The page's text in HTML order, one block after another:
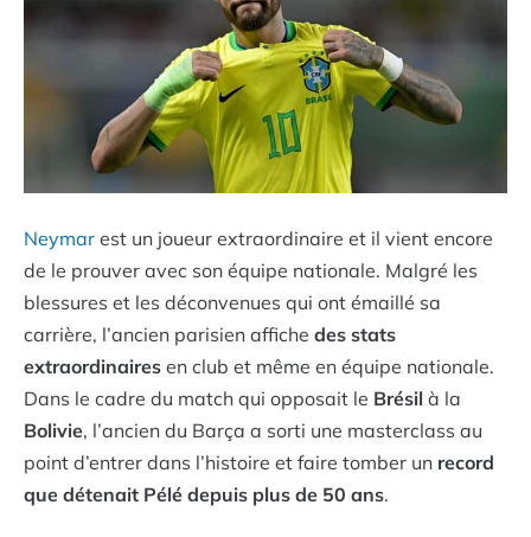
Neymar est un joueur extraordinaire et il vient encore
de le prouver avec son équipe nationale. Malgré les
blessures et les déconvenues qui ont émaillé sa
carrière, l’ancien parisien affiche des stats
extraordinaires en club et même en équipe nationale.
Dans le cadre du match qui opposait le Brésil à la
Bolivie, l’ancien du Barça a sorti une masterclass au
point d’entrer dans l’histoire et faire tomber un record
que détenait Pélé depuis plus de 50 ans.